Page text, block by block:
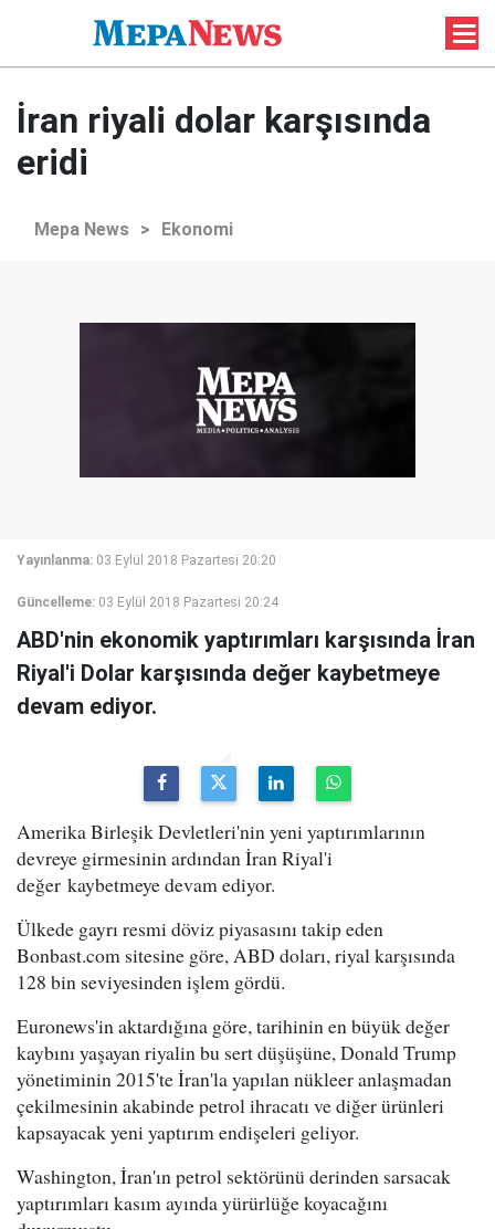
İran riyali dolar karşısında
eridi
Mepa News > Ekonomi
Yayınlanma: 03 Eylül 2018 Pazartesi 20:20
Güncelleme: 03 Eylül 2018 Pazartesi 20:24
ABD'nin ekonomik yaptırımları karşısında İran
Riyal'i Dolar karşısında değer kaybetmeye
devam ediyor.
Amerika Birleşik Devletleri'nin yeni yaptırımlarının
devreye girmesinin ardından İran Riyal'i
değer kaybetmeye devam ediyor.
Ülkede gayrı resmi döviz piyasasını takip eden
Bonbast.com sitesine göre, ABD doları, riyal karşısında
128 bin seviyesinden işlem gördü.
Euronews'in aktardığına göre, tarihinin en büyük değer
kaybını yaşayan riyalin bu sert düşüşüne, Donald Trump
yönetiminin 2015'te İran'la yapılan nükleer anlaşmadan
çekilmesinin akabinde petrol ihracatı ve diğer ürünleri
kapsayacak yeni yaptırım endişeleri geliyor.
Washington, İran'ın petrol sektörünü derinden sarsacak
yaptırımları kasım ayında yürürlüğe koyacağını